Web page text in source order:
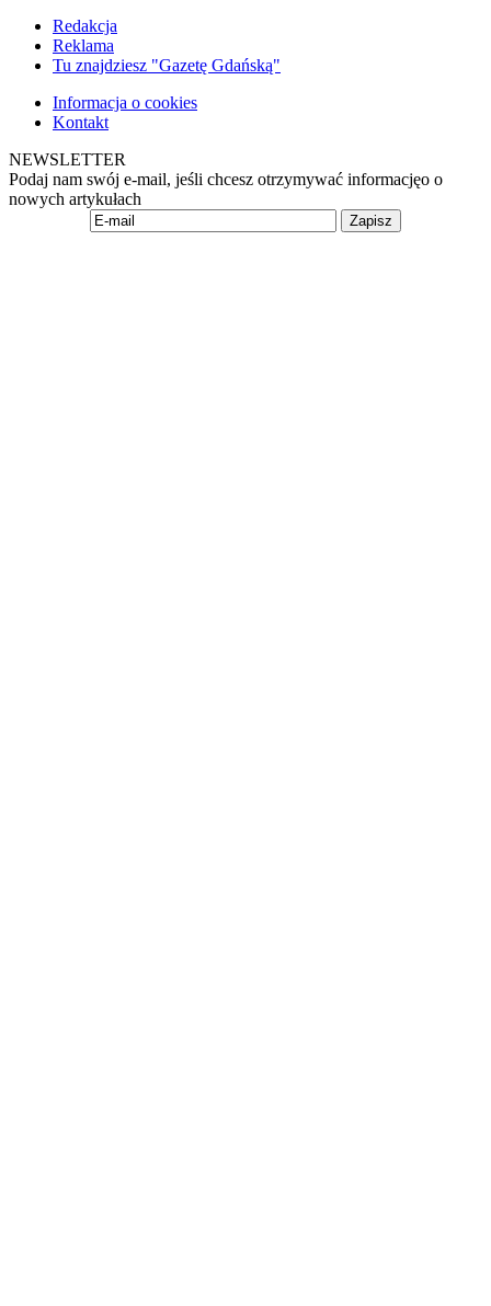
Redakcja
Reklama
Tu znajdziesz "Gazetę Gdańską"
Informacja o cookies
Kontakt
NEWSLETTER
Podaj nam swój e-mail, jeśli chcesz otrzymywać informacjęo o
nowych artykułach
Zapisz